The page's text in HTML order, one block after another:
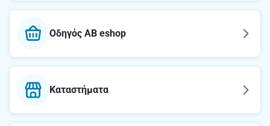
Οδηγός AB eshop
Καταστήματα